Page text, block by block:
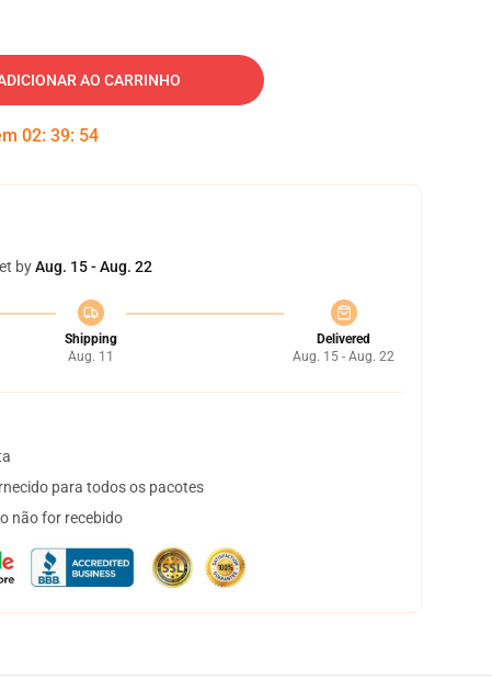
AO CARRINHO
02: 39: 53
byAug. 15 - Aug. 22
Shipping
Aug. 11
Delivered
Aug. 15 - Aug. 22
para todos os pacotes
não for recebido